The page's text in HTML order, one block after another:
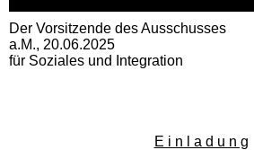
Der Vorsitzende des
a.M., 20.06.2025
für Soziales und Integration
E i n l a d u n g